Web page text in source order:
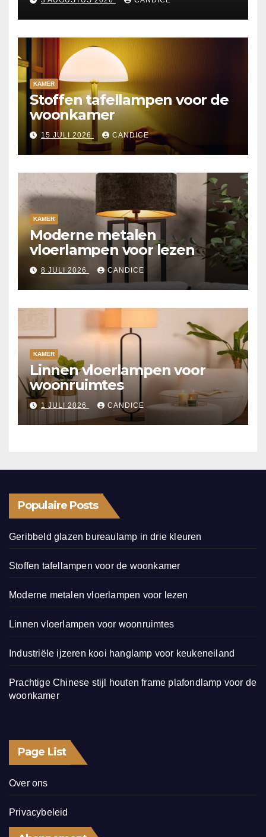
KAMER
Stoffen tafellampen voor de
woonkamer
15 JULI 2026 CANDICE
KAMER
Moderne metalen
vloerlampen voor lezen
8 JULI 2026 CANDICE
KAMER
Linnen vloerlampen voor
woonruimtes
1 JULI 2026 CANDICE
Populaire Posts
Geribbeld glazen bureaulamp in drie kleuren
Stoffen tafellampen voor de woonkamer
Moderne metalen vloerlampen voor lezen
Linnen vloerlampen voor woonruimtes
Industriële ijzeren kooi hanglamp voor keukeneiland
Prachtige Chinese stijl houten frame plafondlamp voor de
woonkamer
Page List
Over ons
Privacybeleid